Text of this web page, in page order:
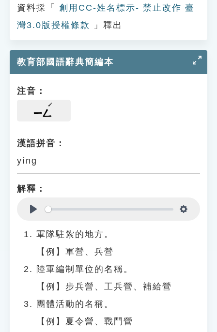
資料採「
創用CC-姓名標示- 禁止改作 臺
灣3.0版授權條款
」釋出
教育部國語辭典簡編本
注音：
ㄧㄥ
漢語拼音：
yíng
解釋：
軍隊駐紮的地方。
【例】軍營、兵營
陸軍編制單位的名稱。
【例】步兵營、工兵營、補給營
團體活動的名稱。
【例】夏令營、戰鬥營